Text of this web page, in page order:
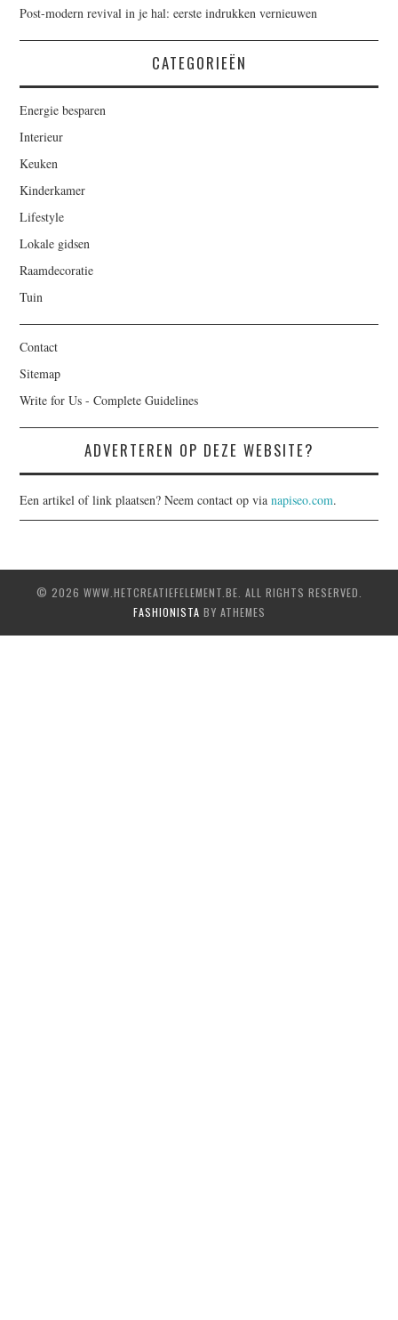
Post-modern revival in je hal: eerste indrukken vernieuwen
CATEGORIEËN
Energie besparen
Interieur
Keuken
Kinderkamer
Lifestyle
Lokale gidsen
Raamdecoratie
Tuin
Contact
Sitemap
Write for Us - Complete Guidelines
ADVERTEREN OP DEZE WEBSITE?
Een artikel of link plaatsen? Neem contact op vianapiseo.com.
© 2026 WWW.HETCREATIEFELEMENT.BE. ALL RIGHTS RESERVED.
FASHIONISTA BY ATHEMES